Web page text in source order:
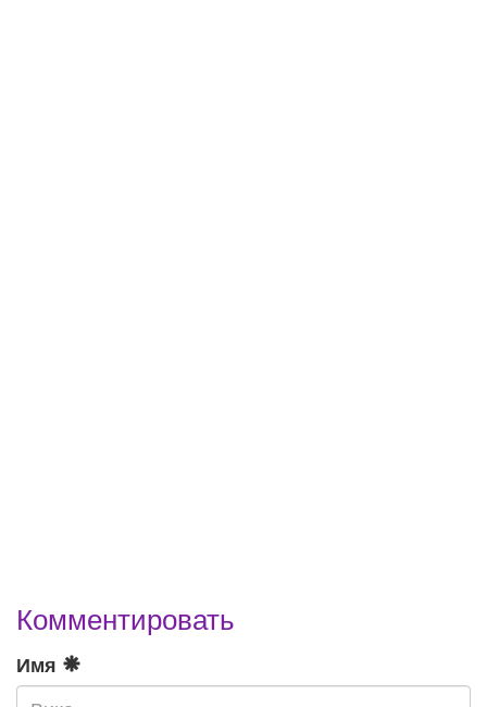
Комментировать
Имя